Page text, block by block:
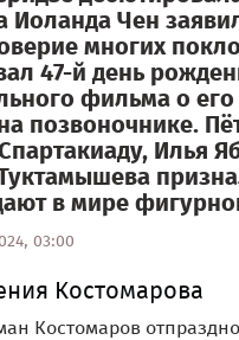
Иоланда Чен
многих
47-й день
фильма о
позвоночнике.
Илья
в мире
03:00
Костомарова
Костомаров